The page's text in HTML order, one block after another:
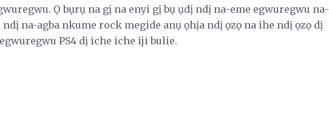
Ọ bụrụ na gị na enyi gị bụ ụdị ndị na-eme egwuregwu na-
na-agba nkume rock megide anụ ọhịa ndị ọzọ na ihe ndị ọzọ dị
PS4 dị iche iche iji bulie.